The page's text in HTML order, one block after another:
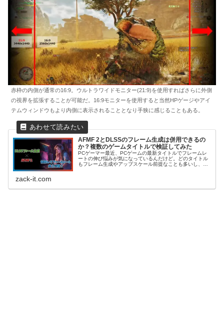
赤枠の内側が通常の16:9。ウルトラワイドモニター(21:9)を使用すればさらに外側
の視界を拡張することが可能だ。16:9モニターを使用すると当然HPゲージやアイ
テムウィンドウもより内側に表示されることとなり手狭に感じることもある。
AFMF 2とDLSSのフレーム生成は併用できるの
か？複数のゲームタイトルで検証してみた
PCゲーマー最近、PCゲームの最新タイトルでフレームレ
ートの伸び悩みが気になっているんだけど。どのタイトル
もフレーム生成やアップスケール前提なことも多いし、そ
zack-it.com